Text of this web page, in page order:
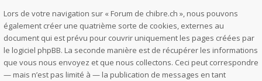
Lors de votre navigation sur « Forum de chibre.ch », nous pouvons
également créer une quatrième sorte de cookies, externes au
document qui est prévu pour couvrir uniquement les pages créées par
le logiciel phpBB. La seconde manière est de récupérer les informations
que vous nous envoyez et que nous collectons. Ceci peut correspondre
— mais n’est pas limité à — la publication de messages en tant